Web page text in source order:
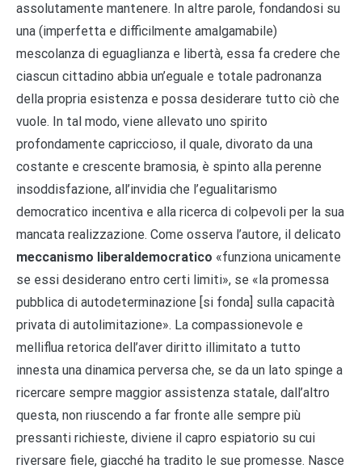
assolutamente mantenere. In altre parole, fondandosi su
una (imperfetta e difficilmente amalgamabile)
mescolanza di eguaglianza e libertà, essa fa credere che
ciascun cittadino abbia un’eguale e totale padronanza
della propria esistenza e possa desiderare tutto ciò che
vuole. In tal modo, viene allevato uno spirito
profondamente capriccioso, il quale, divorato da una
costante e crescente bramosia, è spinto alla perenne
insoddisfazione, all’invidia che l’egualitarismo
democratico incentiva e alla ricerca di colpevoli per la sua
mancata realizzazione. Come osserva l’autore, il delicato
meccanismo liberaldemocratico «funziona unicamente
se essi desiderano entro certi limiti», se «la promessa
pubblica di autodeterminazione [si fonda] sulla capacità
privata di autolimitazione». La compassionevole e
melliflua retorica dell’aver diritto illimitato a tutto
innesta una dinamica perversa che, se da un lato spinge a
ricercare sempre maggior assistenza statale, dall’altro
questa, non riuscendo a far fronte alle sempre più
pressanti richieste, diviene il capro espiatorio su cui
riversare fiele, giacché ha tradito le sue promesse. Nasce